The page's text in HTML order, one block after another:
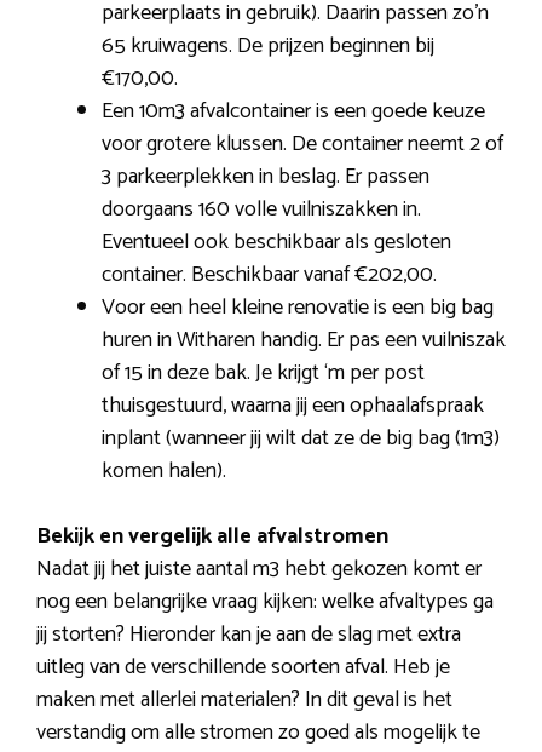
parkeerplaats in gebruik). Daarin passen zo’n
65 kruiwagens. De prijzen beginnen bij
€170,00.
Een 10m3 afvalcontainer is een goede keuze
voor grotere klussen. De container neemt 2 of
3 parkeerplekken in beslag. Er passen
doorgaans 160 volle vuilniszakken in.
Eventueel ook beschikbaar als gesloten
container. Beschikbaar vanaf €202,00.
Voor een heel kleine renovatie is een big bag
huren in Witharen handig. Er pas een vuilniszak
of 15 in deze bak. Je krijgt ‘m per post
thuisgestuurd, waarna jij een ophaalafspraak
inplant (wanneer jij wilt dat ze de big bag (1m3)
komen halen).
Bekijk en vergelijk alle afvalstromen
Nadat jij het juiste aantal m3 hebt gekozen komt er
nog een belangrijke vraag kijken: welke afvaltypes ga
jij storten? Hieronder kan je aan de slag met extra
uitleg van de verschillende soorten afval. Heb je
maken met allerlei materialen? In dit geval is het
verstandig om alle stromen zo goed als mogelijk te